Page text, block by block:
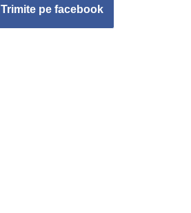
Trimite pe facebook